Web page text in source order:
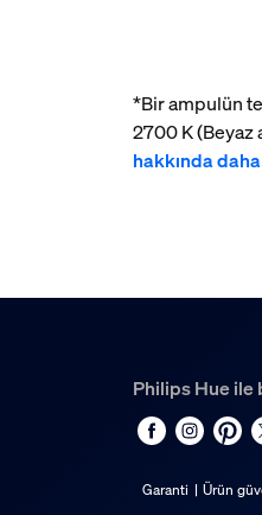
*Bir ampulün
2700 K
hakkında
Philips Hue ile
Garanti Ürün